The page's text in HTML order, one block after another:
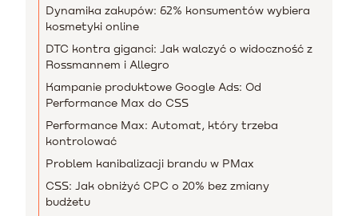
Dynamika zakupów: 62% konsumentów wybiera
kosmetyki online
DTC kontra giganci: Jak walczyć o widoczność z
Rossmannem i Allegro
Kampanie produktowe Google Ads: Od
Performance Max do CSS
Performance Max: Automat, który trzeba
kontrolować
Problem kanibalizacji brandu w PMax
CSS: Jak obniżyć CPC o 20% bez zmiany
budżetu